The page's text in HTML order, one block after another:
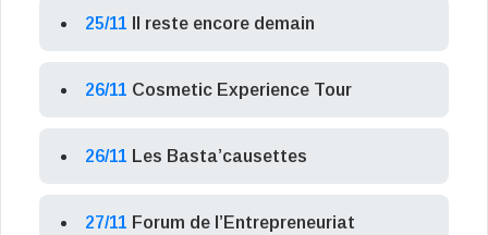
25/11 Il reste encore demain
26/11 Cosmetic Experience Tour
26/11 Les Basta’causettes
27/11 Forum de l’Entrepreneuriat